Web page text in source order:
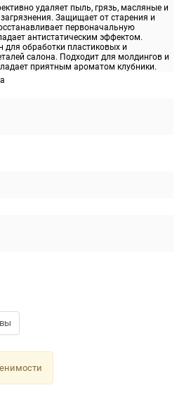
удаляет пыль, грязь, масляные и
Защищает от старения и
первоначальную
антистатическим эффектом.
для обработки пластиковых и
салона. Подходит для молдингов и
приятным ароматом клубники.